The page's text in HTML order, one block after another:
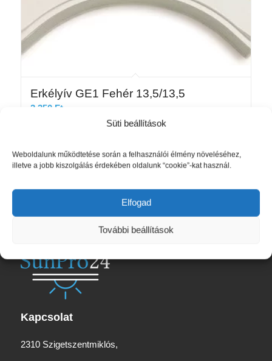
Süti beállítások
Weboldalunk működtetése során a felhasználói élmény növeléséhez,
illetve a jobb kiszolgálás érdekében oldalunk “cookie”-kat használ.
Elfogad
További beállítások
Erkélyív GE1 Fehér 13,5/13,5
2 350 Ft
Kapcsolat
2310 Szigetszentmiklós,